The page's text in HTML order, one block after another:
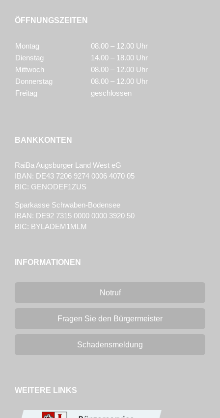
ÖFFNUNGSZEITEN
Montag
08.00 – 12.00 Uhr
Dienstag
14.00 – 18.00 Uhr
Mittwoch
08.00 – 12.00 Uhr
Donnerstag
08.00 – 12.00 Uhr
Freitag
geschlossen
BANKKONTEN
RaiBa Augsburger Land West eG
IBAN: DE43 7206 9274 0006 4070 05
BIC: GENODEF1ZUS
Sparkasse Schwaben-Bodensee
IBAN: DE92 7315 0000 0000 3920 50
BIC: BYLADEM1MLM
INFORMATIONEN
Notruf
Fragen Sie den Bürgermeister
Schadensmeldung
WEITERE LINKS